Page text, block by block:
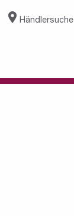
Händlersuche